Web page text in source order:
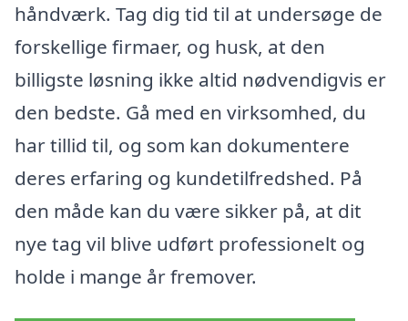
håndværk. Tag dig tid til at undersøge de
forskellige firmaer, og husk, at den
billigste løsning ikke altid nødvendigvis er
den bedste. Gå med en virksomhed, du
har tillid til, og som kan dokumentere
deres erfaring og kundetilfredshed. På
den måde kan du være sikker på, at dit
nye tag vil blive udført professionelt og
holde i mange år fremover.